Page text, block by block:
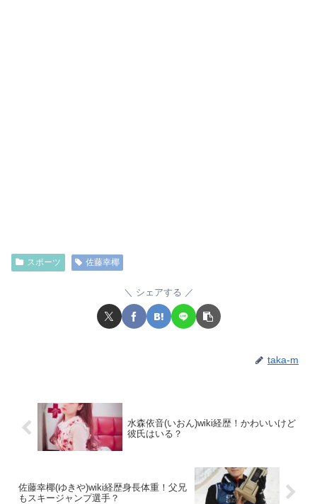
スポーツ 佐藤幸椰
シェアする
taka-m
水森依音(いおん)wiki経歴！かわいいけど
彼氏はいる？
佐藤幸椰(ゆきや)wiki経歴身長体重！父兄
もスキージャンプ選手？